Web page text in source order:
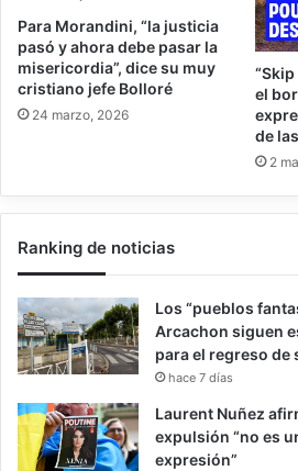
Para Morandini, “la justicia
pasó y ahora debe pasar la
misericordia”, dice su muy
cristiano jefe Bolloré
24 marzo, 2026
el
de
2
Ranking de noticias
Los “pueblos
Arcachon siguen
para el regreso de
hace 7 días
Laurent Nuñez
expulsión “no es
expresión”